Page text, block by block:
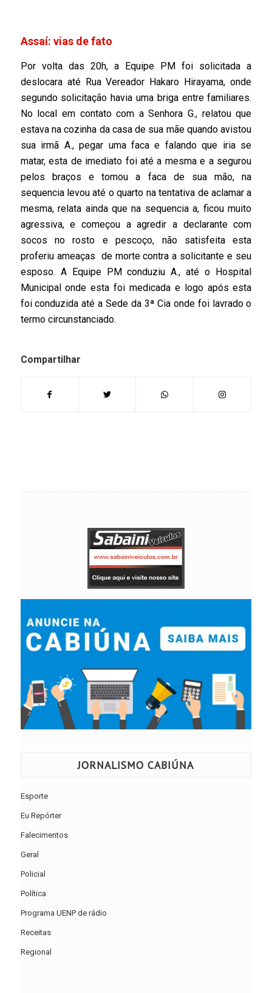
Assaí: vias de fato
Por volta das 20h, a Equipe PM foi solicitada a
deslocara até Rua Vereador Hakaro Hirayama, onde
segundo solicitação havia uma briga entre familiares.
No local em contato com a Senhora G., relatou que
estava na cozinha da casa de sua mãe quando avistou
sua irmã A., pegar uma faca e falando que iria se
matar, esta de imediato foi até a mesma e a segurou
pelos braços e tomou a faca de sua mão, na
sequencia levou até o quarto na tentativa de aclamar a
mesma, relata ainda que na sequencia a, ficou muito
agressiva, e começou a agredir a declarante com
socos no rosto e pescoço, não satisfeita esta
proferiu ameaças de morte contra a solicitante e seu
esposo. A Equipe PM conduziu A., até o Hospital
Municipal onde esta foi medicada e logo após esta
foi conduzida até a Sede da 3ª Cia onde foi lavrado o
termo circunstanciado.
Compartilhar
JORNALISMO CABIÚNA
Esporte
Eu Repórter
Falecimentos
Geral
Policial
Política
Programa UENP de rádio
Receitas
Regional